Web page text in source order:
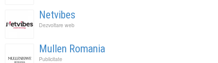
Netvibes
Dezvoltare web
Mullen Romania
Publicitate